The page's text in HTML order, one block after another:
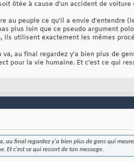
ôtée à cause d'un accident de
au peuple ce qu'il a envie d'entendre
plus loin que ce pseudo argument
ils utilisent exactement les mêmes
au final regardez y'a bien plus de
pour la vie humaine. Et c'est ce qui
au final regardez y'a bien plus de gens qui
Et c'est ce qui ressort de ton message.